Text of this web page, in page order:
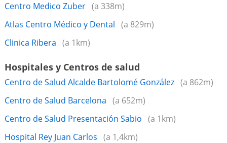
Centro Medico Zuber (a 338m)
Atlas Centro Médico y Dental (a 829m)
Clinica Ribera (a 1km)
Hospitales y Centros de salud
Centro de Salud Alcalde Bartolomé González (a 862m)
Centro de Salud Barcelona (a 652m)
Centro de Salud Presentación Sabio (a 1km)
Hospital Rey Juan Carlos (a 1,4km)